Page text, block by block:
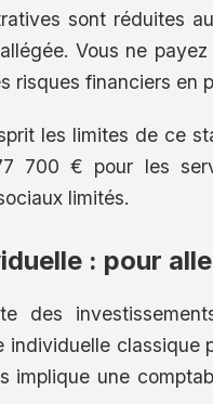
sont réduites
Vous ne
risques financiers en
les limites de ce
700 € pour les
limités.
: pour
des
individuelle
implique une